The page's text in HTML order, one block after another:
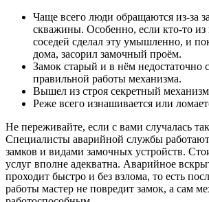
Чаще всего люди обращаются из-за
скважины. Особенно, если кто-то из
соседей сделал эту умышленно, и
дома, засорил замочный проём.
Замок старый и в нём недостаточно
правильной работы механизма.
Вышел из строя секретный
Реже всего изнашивается или
Не переживайте, если с вами случалась
Специалисты аварийной службы
замков и видами замочных устройств.
услуг вполне адекватна. Аварийное
проходит быстро и без взлома, то есть
работы мастер не повредит замок, а сам